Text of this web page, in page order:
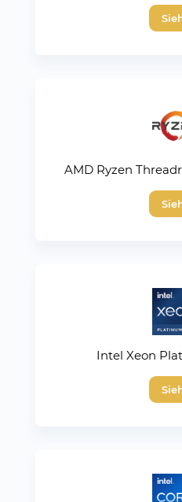
AMD Ryzen
Intel Xeon